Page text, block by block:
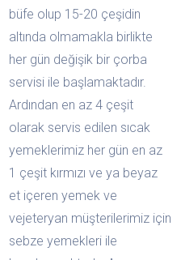
büfe olup 15-20 çeşidin
altında olmamakla birlikte
her gün değişik bir çorba
servisi ile başlamaktadır.
Ardından en az 4 çeşit
olarak servis edilen sıcak
yemeklerimiz her gün en az
1 çeşit kırmızı ve ya beyaz
et içeren yemek ve
vejeteryan müşterilerimiz için
sebze yemekleri ile